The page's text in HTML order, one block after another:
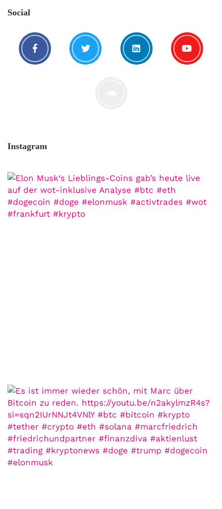
Social
Instagram
Jetzt lesen